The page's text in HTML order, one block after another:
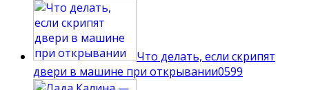
Что делать, если скрипят
двери в машине при открывании0599